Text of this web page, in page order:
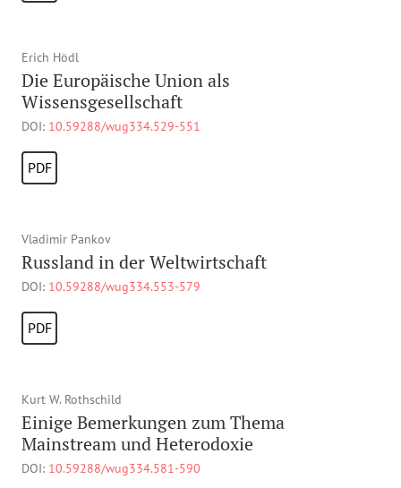
Erich Hödl
Die Europäische Union als
Wissensgesellschaft
DOI: 10.59288/wug334.529-551
PDF
Vladimir Pankov
Russland in der Weltwirtschaft
DOI: 10.59288/wug334.553-579
PDF
Kurt W. Rothschild
Einige Bemerkungen zum Thema
Mainstream und Heterodoxie
DOI: 10.59288/wug334.581-590